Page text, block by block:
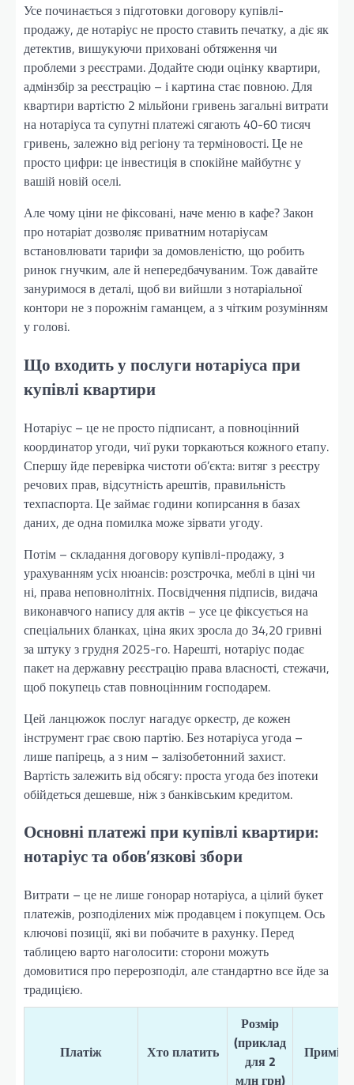
Усе починається з підготовки договору купівлі-
продажу, де нотаріус не просто ставить печатку, а діє як
детектив, вишукуючи приховані обтяження чи
проблеми з реєстрами. Додайте сюди оцінку квартири,
адмінзбір за реєстрацію – і картина стає повною. Для
квартири вартістю 2 мільйони гривень загальні витрати
на нотаріуса та супутні платежі сягають 40-60 тисяч
гривень, залежно від регіону та терміновості. Це не
просто цифри: це інвестиція в спокійне майбутнє у
вашій новій оселі.
Але чому ціни не фіксовані, наче меню в кафе? Закон
про нотаріат дозволяє приватним нотаріусам
встановлювати тарифи за домовленістю, що робить
ринок гнучким, але й непередбачуваним. Тож давайте
зануримося в деталі, щоб ви вийшли з нотаріальної
контори не з порожнім гаманцем, а з чітким розумінням
у голові.
Що входить у послуги нотаріуса при
купівлі квартири
Нотаріус – це не просто підписант, а повноцінний
координатор угоди, чиї руки торкаються кожного етапу.
Спершу йде перевірка чистоти об’єкта: витяг з реєстру
речових прав, відсутність арештів, правильність
техпаспорта. Це займає години копирсання в базах
даних, де одна помилка може зірвати угоду.
Потім – складання договору купівлі-продажу, з
урахуванням усіх нюансів: розстрочка, меблі в ціні чи
ні, права неповнолітніх. Посвідчення підписів, видача
виконавчого напису для актів – усе це фіксується на
спеціальних бланках, ціна яких зросла до 34,20 гривні
за штуку з грудня 2025-го. Нарешті, нотаріус подає
пакет на державну реєстрацію права власності, стежачи,
щоб покупець став повноцінним господарем.
Цей ланцюжок послуг нагадує оркестр, де кожен
інструмент грає свою партію. Без нотаріуса угода –
лише папірець, а з ним – залізобетонний захист.
Вартість залежить від обсягу: проста угода без іпотеки
обійдеться дешевше, ніж з банківським кредитом.
Основні платежі при купівлі квартири:
нотаріус та обов’язкові збори
Витрати – це не лише гонорар нотаріуса, а цілий букет
платежів, розподілених між продавцем і покупцем. Ось
ключові позиції, які ви побачите в рахунку. Перед
таблицею варто наголосити: сторони можуть
домовитися про перерозподіл, але стандартно все йде за
традицією.
Платіж Хто платить
Розмір
(приклад
для 2
млн грн)